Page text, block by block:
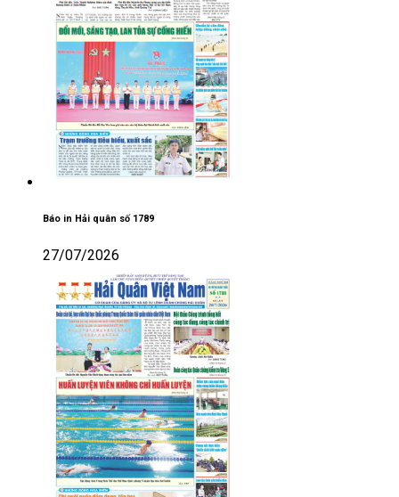
Báo in Hải quân số 1789
27/07/2026